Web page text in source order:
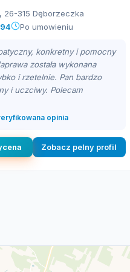
26-315 Dęborzeczka
Po umowieniu
konkretny i pomocny
została wykonana
i rzetelnie. Pan bardzo
i uczciwy. Polecam
opinia
Zobacz pelny profil